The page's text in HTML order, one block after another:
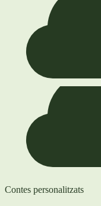
Contes personalitzats